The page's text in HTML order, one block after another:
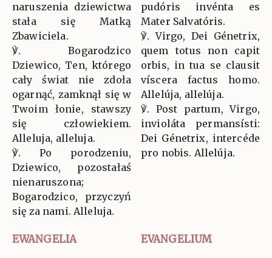
naruszenia dziewictwa
stała się Matką
Zbawiciela.
℣. Bogarodzico
Dziewico, Ten, którego
cały świat nie zdoła
ogarnąć, zamknął się w
Twoim łonie, stawszy
się człowiekiem.
Alleluja, alleluja.
℣. Po porodzeniu,
Dziewico, pozostałaś
nienaruszona;
Bogarodzico, przyczyń
się za nami. Alleluja.
pudóris invénta es
Mater Salvatóris.
℣. Virgo, Dei Génetrix,
quem totus non capit
orbis, in tua se clausit
víscera factus homo.
Allelúja, allelúja.
℣. Post partum, Virgo,
invioláta permansísti:
Dei Génetrix, intercéde
pro nobis. Allelúja.
EWANGELIA EVANGELIUM